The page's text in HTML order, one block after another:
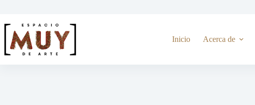
Inicio Acerca de